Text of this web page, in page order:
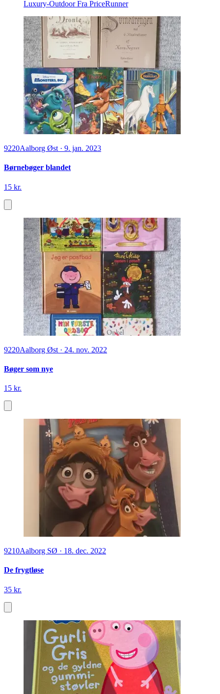
Luxury-Outdoor Fra PriceRunner
9220Aalborg Øst · 9. jan. 2023
Børnebøger blandet
15 kr.
9220Aalborg Øst · 24. nov. 2022
Bøger som nye
15 kr.
9210Aalborg SØ · 18. dec. 2022
De frygtløse
35 kr.